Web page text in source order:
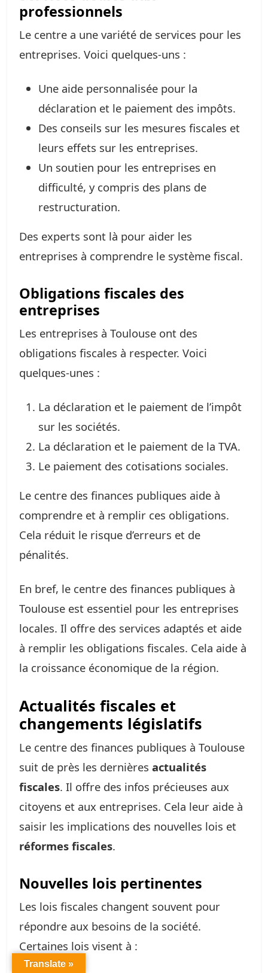
professionnels
Le centre a une variété de services pour les
entreprises. Voici quelques-uns :
Une aide personnalisée pour la
déclaration et le paiement des impôts.
Des conseils sur les mesures fiscales et
leurs effets sur les entreprises.
Un soutien pour les entreprises en
difficulté, y compris des plans de
restructuration.
Des experts sont là pour aider les
entreprises à comprendre le système fiscal.
Obligations fiscales des
entreprises
Les entreprises à Toulouse ont des
obligations fiscales à respecter. Voici
quelques-unes :
La déclaration et le paiement de l’impôt
sur les sociétés.
La déclaration et le paiement de la TVA.
Le paiement des cotisations sociales.
Le centre des finances publiques aide à
comprendre et à remplir ces obligations.
Cela réduit le risque d’erreurs et de
pénalités.
En bref, le centre des finances publiques à
Toulouse est essentiel pour les entreprises
locales. Il offre des services adaptés et aide
à remplir les obligations fiscales. Cela aide à
la croissance économique de la région.
Actualités fiscales et
changements législatifs
Le centre des finances publiques à Toulouse
suit de près les dernières actualités
fiscales. Il offre des infos précieuses aux
citoyens et aux entreprises. Cela leur aide à
saisir les implications des nouvelles lois et
réformes fiscales.
Nouvelles lois pertinentes
Les lois fiscales changent souvent pour
répondre aux besoins de la société.
Certaines lois visent à :
Translate »